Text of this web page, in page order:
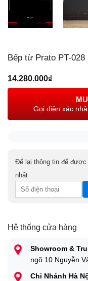
Bếp từ Prato PT-028
14.280.000₫
Gọi điện xác
Để lại thông tin để được
nhất
Hệ thống cửa hàng
Showroom &
ngõ 10 Nguyễn
Chi Nhánh Hà